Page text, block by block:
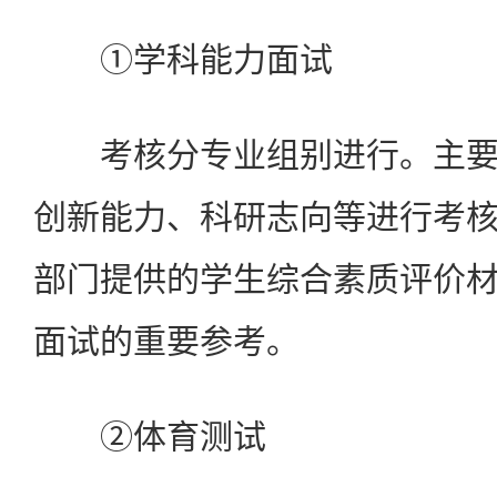
①学科能力面试
考核分专业组别进行。主要
创新能力、科研志向等进行考
部门提供的学生综合素质评价
面试的重要参考。
②体育测试